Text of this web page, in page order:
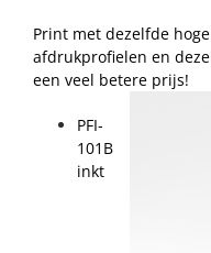
Print met dezelfde
afdrukprofielen en
een veel betere prijs!
PFI-
101B
inkt